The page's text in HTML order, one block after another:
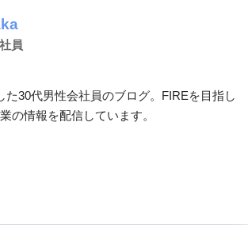
員
た30代男性会社員のブログ。FIREを目指し
の情報を配信しています。